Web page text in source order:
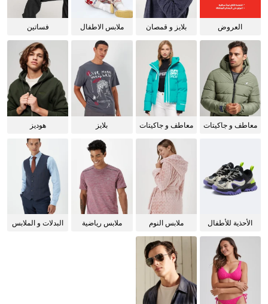
العروض
بلايز و قمصان
ملابس الاطفال فساتين
معاطف و جاكيتات
معاطف و جاكيتات
بلايز هوديز
الأحذية للأطفال
ملابس النوم
ملابس رياضية
البدلات و الملابس